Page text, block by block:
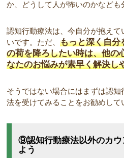
か、どうして人が怖いのかなども
認知行動療法は、今自分が抱え
いです。ただ、もっと深く自分
の荷を降ろしたい時は、他の
なたのお悩みが素早く解決し
そうではない場合にはまずは認
法を受けてみることをお勧めして
⑨認知行動療法以外のカウ
よう